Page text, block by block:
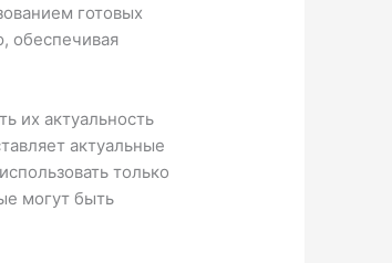
готовых
обеспечивая
их актуальность
актуальные
только
могут быть